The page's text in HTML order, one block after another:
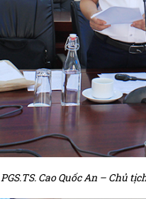
PGS.TS. Cao Quốc An – Chủ